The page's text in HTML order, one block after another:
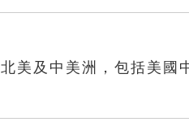
美及中美洲，包括美國